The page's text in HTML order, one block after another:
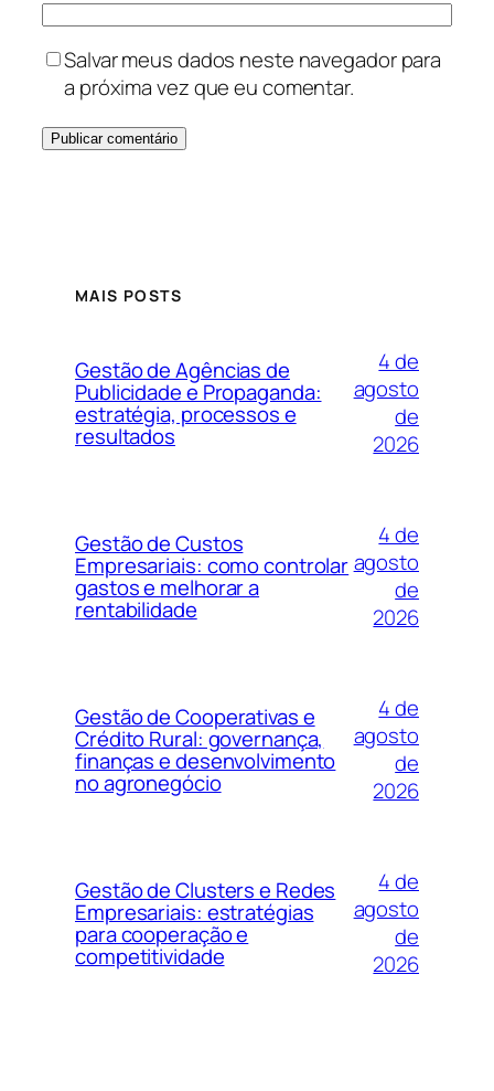
Salvar meus dados neste navegador para
a próxima vez que eu comentar.
MAIS POSTS
Gestão de Agências de
Publicidade e Propaganda:
estratégia, processos e
resultados
4 de
agosto
de
2026
Gestão de Custos
Empresariais: como controlar
gastos e melhorar a
rentabilidade
4 de
agosto
de
2026
Gestão de Cooperativas e
Crédito Rural: governança,
finanças e desenvolvimento
no agronegócio
4 de
agosto
de
2026
Gestão de Clusters e Redes
Empresariais: estratégias
para cooperação e
competitividade
4 de
agosto
de
2026